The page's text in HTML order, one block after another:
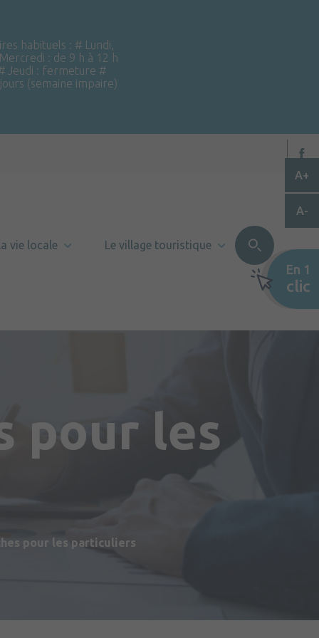
habituels : # Lundi,
: de 9 h à 12 h
Jeudi : fermeture #
(semaine impaire)
vie locale Le village touristique
pour les
pour les particuliers
A+
A-
En 1
clic